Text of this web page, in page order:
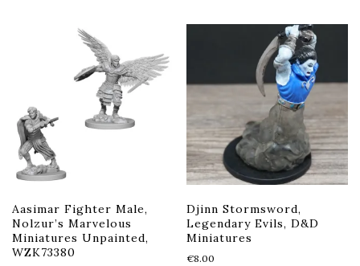
Aasimar Fighter Male,
Nolzur’s Marvelous
Miniatures Unpainted,
WZK73380
Djinn Stormsword,
Legendary Evils, D&D
Miniatures
€8.00